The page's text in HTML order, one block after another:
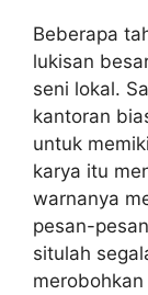
Beberapa
lukisan
seni lokal.
kantoran
untuk
karya itu
warnanya
pesan-
situlah